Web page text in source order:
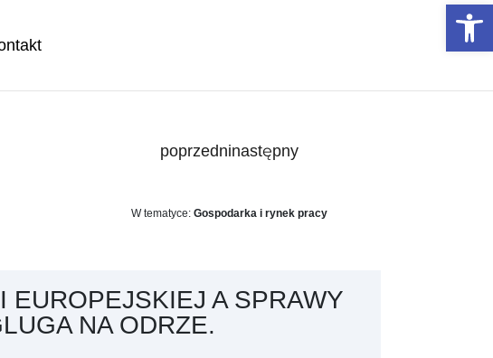
poprzedninastępny
W tematyce: Gospodarka i rynek pracy
EUROPEJSKIEJ A SPRAWY
NA ODRZE.